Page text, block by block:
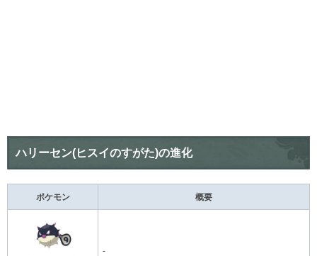
ハリーセン(ヒスイのすがた)の進化
ポケモン 概要
-